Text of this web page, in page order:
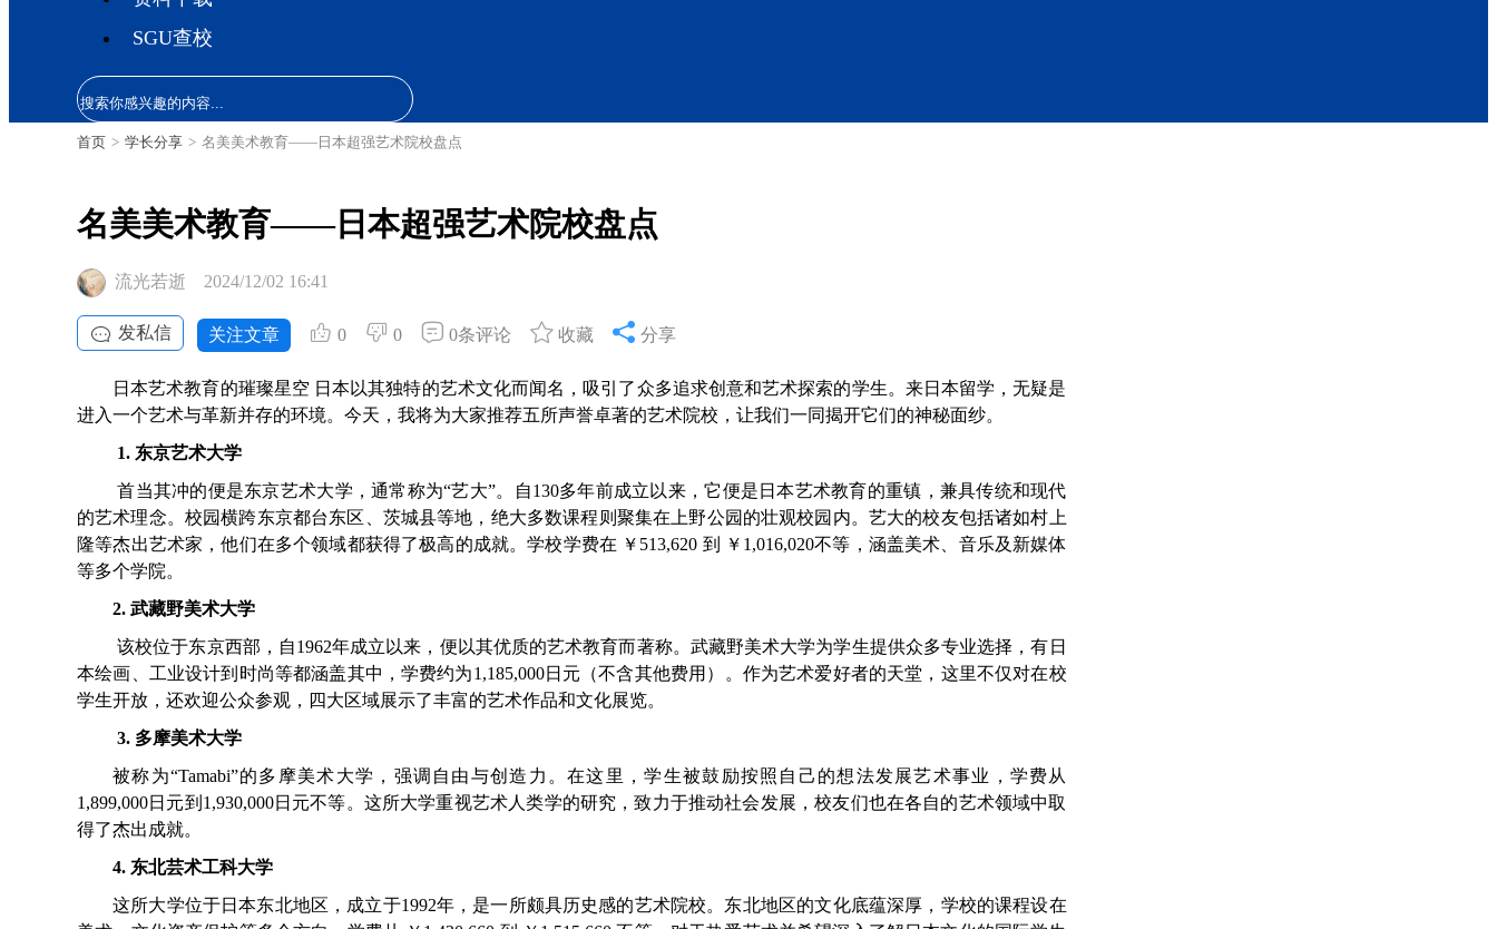
SGU查校
首页 > 学长分享 > 名美美术教育——日本超强艺术院校盘点
名美美术教育——日本超强艺术院校盘点
流光若逝 2024/12/02 16:41
发私信 关注文章 0 0 0条评论 收藏 分享
日本艺术教育的璀璨星空 日本以其独特的艺术文化而闻名，吸引了众多追求创意和艺术探索的学生。来日本留学，无疑是
进入一个艺术与革新并存的环境。今天，我将为大家推荐五所声誉卓著的艺术院校，让我们一同揭开它们的神秘面纱。
1. 东京艺术大学
首当其冲的便是东京艺术大学，通常称为“艺大”。自130多年前成立以来，它便是日本艺术教育的重镇，兼具传统和现代
的艺术理念。校园横跨东京都台东区、茨城县等地，绝大多数课程则聚集在上野公园的壮观校园内。艺大的校友包括诸如村上
隆等杰出艺术家，他们在多个领域都获得了极高的成就。学校学费在 ￥513,620 到 ￥1,016,020不等，涵盖美术、音乐及新媒体
等多个学院。
2. 武藏野美术大学
该校位于东京西部，自1962年成立以来，便以其优质的艺术教育而著称。武藏野美术大学为学生提供众多专业选择，有日
本绘画、工业设计到时尚等都涵盖其中，学费约为1,185,000日元（不含其他费用）。作为艺术爱好者的天堂，这里不仅对在校
学生开放，还欢迎公众参观，四大区域展示了丰富的艺术作品和文化展览。
3. 多摩美术大学
被称为“Tamabi”的多摩美术大学，强调自由与创造力。在这里，学生被鼓励按照自己的想法发展艺术事业，学费从
1,899,000日元到1,930,000日元不等。这所大学重视艺术人类学的研究，致力于推动社会发展，校友们也在各自的艺术领域中取
得了杰出成就。
4. 东北芸术工科大学
这所大学位于日本东北地区，成立于1992年，是一所颇具历史感的艺术院校。东北地区的文化底蕴深厚，学校的课程设在